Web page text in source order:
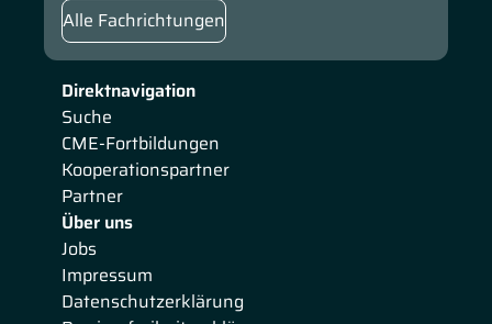
Direktnavigation
Suche
CME-Fortbildungen
Kooperationspartner
Partner
Über uns
Jobs
Impressum
Datenschutzerklärung
Alle Fachrichtungen